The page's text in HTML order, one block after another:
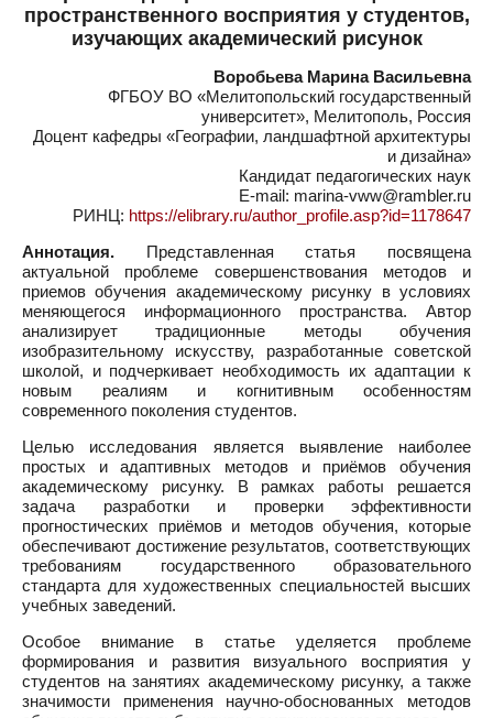
пространственного восприятия у студентов,
изучающих академический рисунок
Воробьева Марина Васильевна
ФГБОУ ВО «Мелитопольский государственный
университет», Мелитополь, Россия
Доцент кафедры «Географии, ландшафтной архитектуры
и дизайна»
Кандидат педагогических наук
E-mail: marina-vww@rambler.ru
РИНЦ: https://elibrary.ru/author_profile.asp?id=1178647
Аннотация. Представленная статья посвящена
актуальной проблеме совершенствования методов и
приемов обучения академическому рисунку в условиях
меняющегося информационного пространства. Автор
анализирует традиционные методы обучения
изобразительному искусству, разработанные советской
школой, и подчеркивает необходимость их адаптации к
новым реалиям и когнитивным особенностям
современного поколения студентов.
Целью исследования является выявление наиболее
простых и адаптивных методов и приёмов обучения
академическому рисунку. В рамках работы решается
задача разработки и проверки эффективности
прогностических приёмов и методов обучения, которые
обеспечивают достижение результатов, соответствующих
требованиям государственного образовательного
стандарта для художественных специальностей высших
учебных заведений.
Особое внимание в статье уделяется проблеме
формирования и развития визуального восприятия у
студентов на занятиях академическому рисунку, а также
значимости применения научно-обоснованных методов